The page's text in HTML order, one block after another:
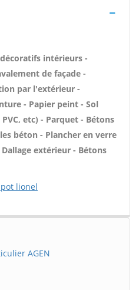
intérieurs -
de façade -
par l'extérieur -
- Papier peint - Sol
etc) - Parquet - Bétons
béton - Plancher en verre
extérieur - Bétons
lionel
AGEN